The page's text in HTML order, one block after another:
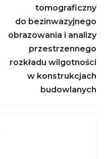
tomograficzny
do bezinwazyjnego
obrazowania i analizy
przestrzennego
rozkładu wilgotności
w konstrukcjach
budowlanych